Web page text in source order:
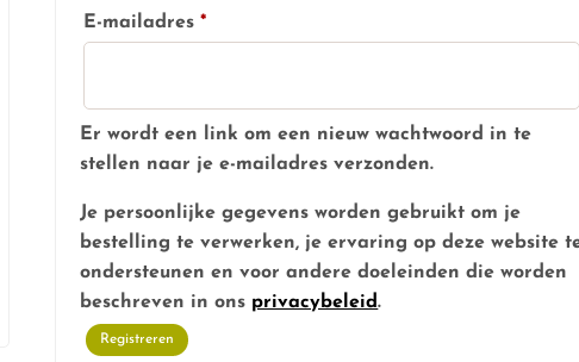
E-mailadres*Vereist
Er wordt een link om een nieuw wachtwoord in te
stellen naar je e-mailadres verzonden.
Je persoonlijke gegevens worden gebruikt om je
bestelling te verwerken, je ervaring op deze website
ondersteunen en voor andere doeleinden die worden
beschreven in ons privacybeleid.
Registreren